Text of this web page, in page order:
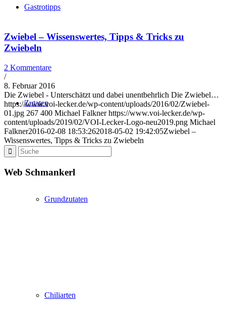
Gastrotipps
Zutaten
Grundzutaten
Chiliarten
Zwiebel – Wissenswertes, Tipps & Tricks zu
Zwiebeln
2 Kommentare
/
8. Februar 2016
Die Zwiebel - Unterschätzt und dabei unentbehrlich Die Zwiebel…
https://www.voi-lecker.de/wp-content/uploads/2016/02/Zwiebel-
01.jpg 267 400 Michael Falkner https://www.voi-lecker.de/wp-
content/uploads/2019/02/VOI-Lecker-Logo-neu2019.png Michael
Falkner2016-02-08 18:53:262018-05-02 19:42:05Zwiebel –
Wissenswertes, Tipps & Tricks zu Zwiebeln
Web Schmankerl